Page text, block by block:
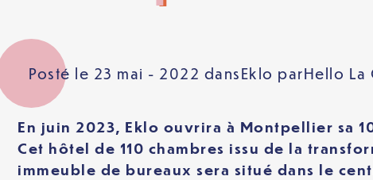
Posté le 23 mai - 2022 dansEklo parHello La
En juin 2023, Eklo ouvrira à Montpellier sa
Cet hôtel de 110 chambres issu de la
immeuble de bureaux sera situé dans le